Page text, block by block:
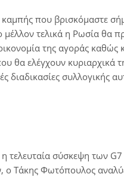
που βρισκόμαστε
τελικά η Ρωσία θα
της αγοράς καθώς
ελέγχουν κυριαρχικά
συλλογικής
η τελευταία σύσκεψη των
Τάκης Φωτόπουλος